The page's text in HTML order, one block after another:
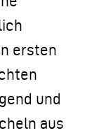
ersten
und
aus